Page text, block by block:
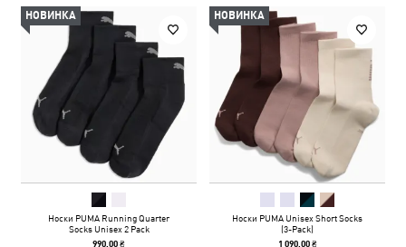
НОВИНКА
Носки PUMA Running Quarter
Socks Unisex 2 Pack
990,00 ₴
НОВИНКА
Носки PUMA Unisex Short Socks
(3-Pack)
1 090,00 ₴